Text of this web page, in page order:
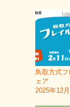
鳥取方式
ェア
2025年12